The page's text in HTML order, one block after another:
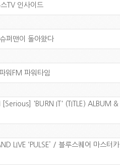
TV 인사이드
퍼맨이 돌아왔다
워FM 파워타임
[Serious] 'BURN IT' (TITLE) ALBUM &
LIVE ‘PULSE’ / 블루스퀘어 마스터카